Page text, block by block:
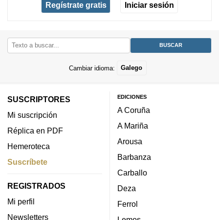
Regístrate gratis Iniciar sesión
Cambiar idioma: Galego
SUSCRIPTORES
Mi suscripción
Réplica en PDF
Hemeroteca
Suscríbete
REGISTRADOS
Mi perfil
Newsletters
EDICIONES
A Coruña
A Mariña
Arousa
Barbanza
Carballo
Deza
Ferrol